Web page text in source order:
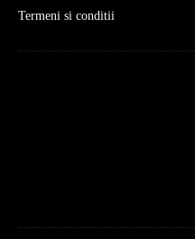
Termeni si conditii